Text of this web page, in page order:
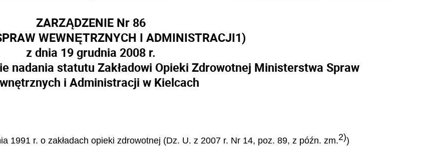
ZARZĄDZENIE Nr 86
WEWNĘTRZNYCH I ADMINISTRACJI1)
z dnia 19 grudnia 2008 r.
nadania statutu Zakładowi Opieki Zdrowotnej Ministerstwa Spraw
i Administracji w Kielcach
1991 r. o zakładach opieki zdrowotnej (Dz. U. z 2007 r. Nr 14, poz. 89, z późn. zm.2))